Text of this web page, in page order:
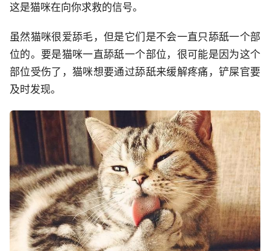
这是猫咪在向你求救的信号。
虽然猫咪很爱舔毛，但是它们是不会一直只舔舐一个部
位的。要是猫咪一直舔舐一个部位，很可能是因为这个
部位受伤了，猫咪想要通过舔舐来缓解疼痛，铲屎官要
及时发现。